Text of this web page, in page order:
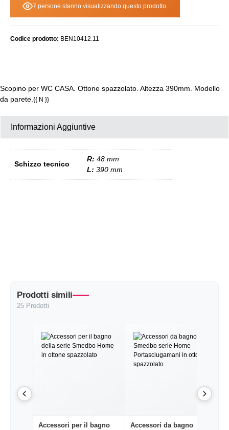
7 persone stanno visualizzando questo prodotto.
Codice prodotto: BEN10412.11
Scopino per WC CASA. Ottone spazzolato. Altezza 390mm. Modello
da parete. {{ N }}
Informazioni Aggiuntive
Schizzo tecnico
R: 48 mm
L: 390 mm
Prodotti simili
25 Prodotti
Accessori per il bagno
Accessori da bagno